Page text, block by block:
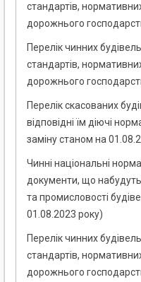
стандартів,
дорожнього
Перелік чинних
стандартів,
дорожнього
Перелік скасованих
відповідні їм діючі
заміну станом на
Чинні національні
документи, що набудуть
та промисловості
01.08.2023 року)
Перелік чинних
стандартів,
дорожнього